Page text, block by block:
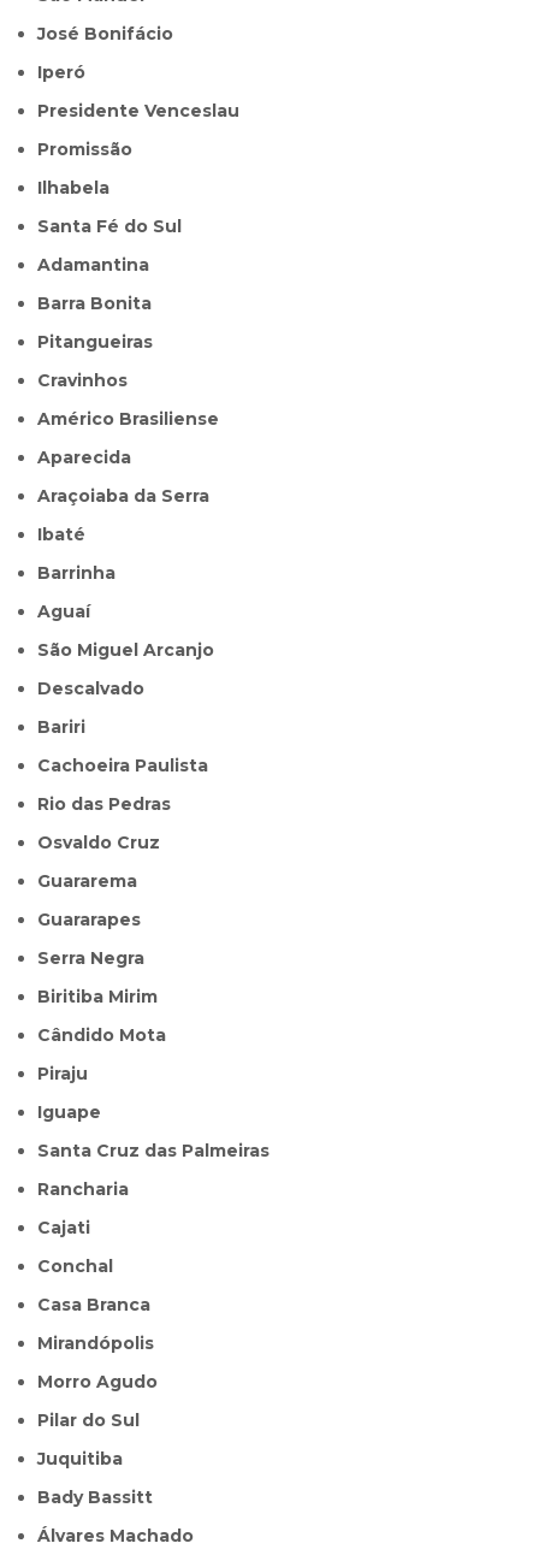
José Bonifácio
Iperó
Presidente Venceslau
Promissão
Ilhabela
Santa Fé do Sul
Adamantina
Barra Bonita
Pitangueiras
Cravinhos
Américo Brasiliense
Aparecida
Araçoiaba da Serra
Ibaté
Barrinha
Aguaí
São Miguel Arcanjo
Descalvado
Bariri
Cachoeira Paulista
Rio das Pedras
Osvaldo Cruz
Guararema
Guararapes
Serra Negra
Biritiba Mirim
Cândido Mota
Piraju
Iguape
Santa Cruz das Palmeiras
Rancharia
Cajati
Conchal
Casa Branca
Mirandópolis
Morro Agudo
Pilar do Sul
Juquitiba
Bady Bassitt
Álvares Machado